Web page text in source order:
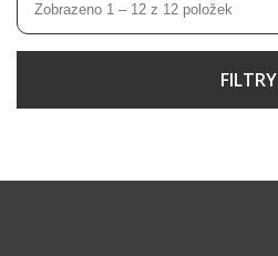
Zobrazeno 1 – 12 z 12 položek
FILTRY